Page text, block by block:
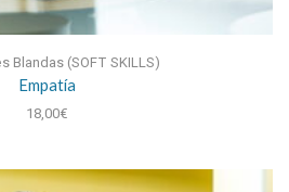
Blandas (SOFT SKILLS)
Empatía
18,00€